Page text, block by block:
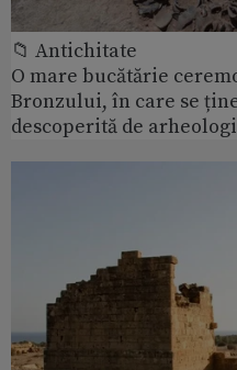
📁 Antichitate
O mare bucătărie
Bronzului, în care se
descoperită de arheologi